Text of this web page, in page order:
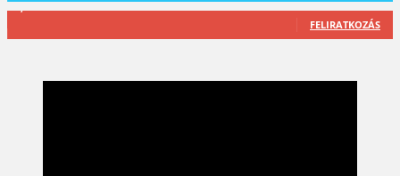
2,589 Feliratkozó
FELIRATKOZÁS